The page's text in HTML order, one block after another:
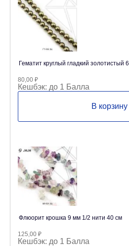
Гематит круглый гладкий золотистый
80,00 ₽
Кешбэк: до 1 Балла
В корзину
Флюорит крошка 9 мм 1/2 нити 40 см
125,00 ₽
Кешбэк: до 1 Балла